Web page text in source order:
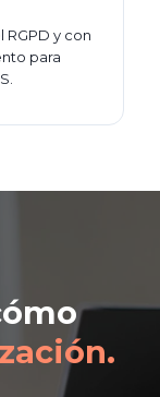
y con
para